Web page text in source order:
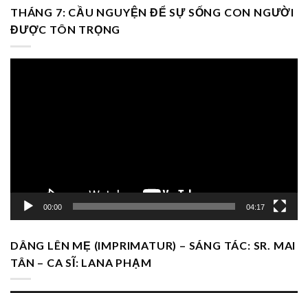
THÁNG 7: CẦU NGUYỆN ĐỂ SỰ SỐNG CON NGƯỜI
ĐƯỢC TÔN TRỌNG
00:00 04:17
DÂNG LÊN MẸ (IMPRIMATUR) – SÁNG TÁC: SR. MAI
TÂN – CA SĨ: LANA PHẠM